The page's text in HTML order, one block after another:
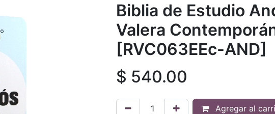
Biblia de Estudio
Valera
[RVC063EEc-AND]
$ 540.00
Agregar al